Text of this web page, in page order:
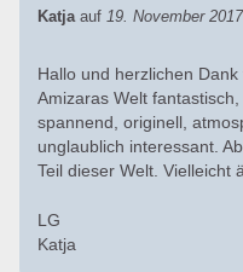
Katjaauf 19. November 2017
Hallo und herzlichen
Amizaras Welt
spannend, originell,
unglaublich interessant.
Teil dieser Welt. Vielleicht
LG
Katja